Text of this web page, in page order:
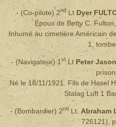
- (Co-pilote) 2ndLt Dyer
Époux de Betty C.
Inhumé au cimetière Américain
1,
- (Navigateur) 1 stLtPeter
Né le 18/11/1921. Fils de Hasel
Stalag Luft 1
- (Bombardier) 2ndLt. Abraham
726121),